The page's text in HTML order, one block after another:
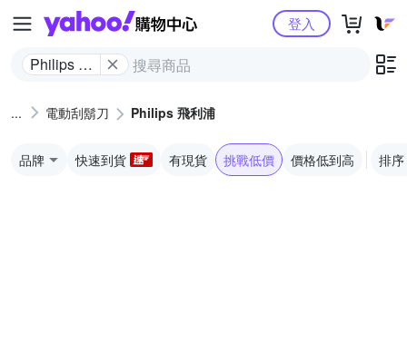
Yahoo購物中心
Philips 飛
登入
電動刮鬍刀 Philips 飛利浦
品牌 快速到貨 有現貨 挑戰低價 價格低到高 排序